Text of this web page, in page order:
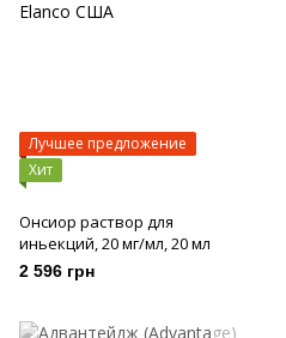
Лучшее предложение
Хит
Онсиор раствор для
иньекций, 20 мг/мл, 20 мл
2 596 грн